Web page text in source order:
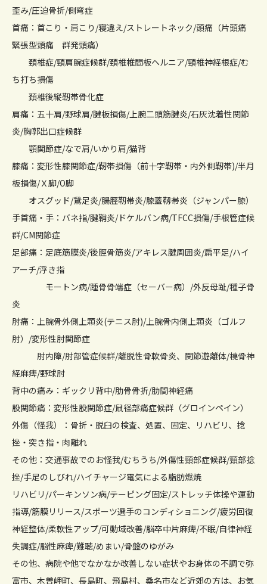
歪み/圧迫骨折/側弯症
首痛：首こり・肩こり/寝違え/ストレートネック/頭痛（片頭痛
緊張型頭痛 群発頭痛）
頚椎症/頸肩腕症候群/頚椎椎間板ヘルニア/頸椎神経根症/む
ち打ち損傷
頚椎後縦靭帯骨化症
肩痛：五十肩/野球肩/腱板損傷/上腕二頭筋腱炎/石灰沈着性関節
炎/胸郭出口症候群
顎関節症/なで肩/いかり肩/猫背
膝痛：変形性膝関節症/靭帯損傷（前十字靭帯・内外側靭帯)/半月
板損傷/Ｘ脚/O脚
オスグッド/鵞足炎/腸脛靭帯炎/膝蓋靱帯炎（ジャンパー膝）
手首痛・手：バネ指/腱鞘炎/ドケルバン病/TFCC損傷/手根管症候
群/CM関節症
足部痛：足底筋膜炎/後脛骨筋炎/アキレス腱周囲炎/扁平足/ハイ
アーチ/浮き指
モートン病/踵骨骨端症（セーバー病）/外反母趾/種子骨
炎
肘痛：上腕骨外側上顆炎(テニス肘)/上腕骨内側上顆炎（ゴルフ
肘）/変形性肘関節症
肘内障/肘部管症候群/離脱性骨軟骨炎、関節遊離体/橈骨神
経麻痺/野球肘
背中の痛み：ギックリ背中/肋骨骨折/肋間神経痛
股関節痛：変形性股関節症/鼠径部痛症候群（グロインペイン）
外傷（怪我）：骨折・脱臼の検査、処置、固定、リハビリ、捻
挫・突き指・肉離れ
その他：交通事故でのお怪我/むちうち/外傷性頸部症候群/頸部捻
挫/手足のしびれ/ハイチャージ電気による脂肪燃焼
リハビリ/パーキンソン病/テーピング固定/ストレッチ体操や運動
指導/筋膜リリース/スポーツ選手のコンディショニング/疲労回復
神経整体/柔軟性アップ/可動域改善/脳卒中片麻痺/不眠/自律神経
失調症/脳性麻痺/難聴/めまい/骨盤のゆがみ
その他、病院や他でなかなか改善しない症状やお身体の不調で弥
富市、木曽岬町、長島町、飛島村、桑名市など近郊の方は、お気